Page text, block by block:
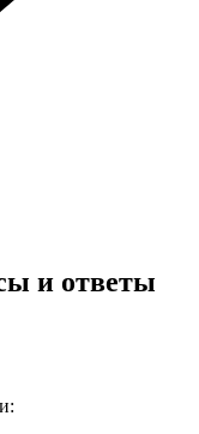
и ответы